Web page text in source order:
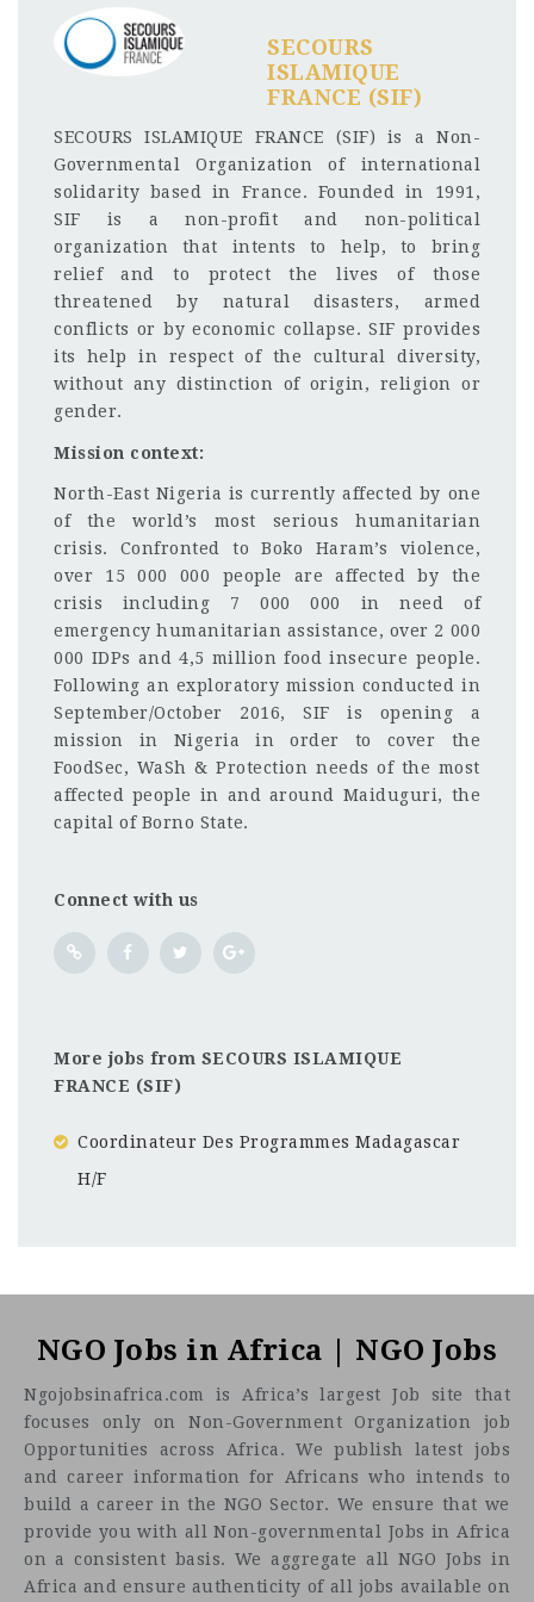
SECOURS
ISLAMIQUE
FRANCE (SIF)
SECOURS ISLAMIQUE FRANCE (SIF) is a Non-
Governmental Organization of international
solidarity based in France. Founded in 1991,
SIF is a non-profit and non-political
organization that intents to help, to bring
relief and to protect the lives of those
threatened by natural disasters, armed
conflicts or by economic collapse. SIF provides
its help in respect of the cultural diversity,
without any distinction of origin, religion or
gender.
Mission context:
North-East Nigeria is currently affected by one
of the world’s most serious humanitarian
crisis. Confronted to Boko Haram’s violence,
over 15 000 000 people are affected by the
crisis including 7 000 000 in need of
emergency humanitarian assistance, over 2 000
000 IDPs and 4,5 million food insecure people.
Following an exploratory mission conducted in
September/October 2016, SIF is opening a
mission in Nigeria in order to cover the
FoodSec, WaSh & Protection needs of the most
affected people in and around Maiduguri, the
capital of Borno State.
Connect with us
More jobs from SECOURS ISLAMIQUE
FRANCE (SIF)
Coordinateur Des Programmes Madagascar
H/F
NGO Jobs in Africa | NGO Jobs
Ngojobsinafrica.com is Africa’s largest Job site that
focuses only on Non-Government Organization job
Opportunities across Africa. We publish latest jobs
and career information for Africans who intends to
build a career in the NGO Sector. We ensure that we
provide you with all Non-governmental Jobs in Africa
on a consistent basis. We aggregate all NGO Jobs in
Africa and ensure authenticity of all jobs available on